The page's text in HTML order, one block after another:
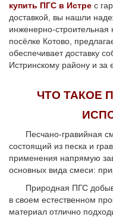
купить ПГС в Истре с
доставкой, вы нашли
инженерно-строительная
посёлке Котово,
обеспечивает доставку
Истринскому району и за
ЧТО ТАКОЕ
Песчано-гравийная
состоящий из песка и
применения напрямую
основных вида смеси:
Природная ПГС
в своем естественном
материал отлично